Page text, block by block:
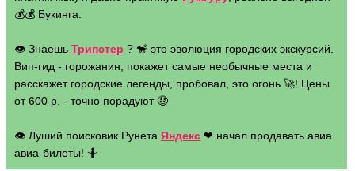
💰💰 Букинга.
👁 Знаешь Трипстер ? 🐒 это эволюция городских экскурсий.
Вип-гид - горожанин, покажет самые необычные места и
расскажет городские легенды, пробовал, это огонь 🚀! Цены
от 600 р. - точно порадуют 🤑
👁 Луший поисковик Рунета Яндекс ❤ начал продавать авиа
авиа-билеты! 🤷